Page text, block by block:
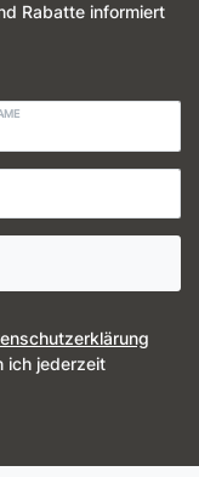
Rabatte informiert
ich jederzeit